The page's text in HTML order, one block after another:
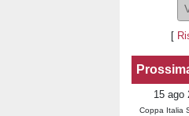
[
15 ago
Coppa Italia